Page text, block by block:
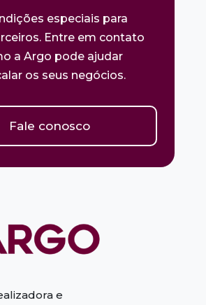
especiais para
Entre em contato
a Argo pode ajudar
os seus negócios.
Fale conosco
e